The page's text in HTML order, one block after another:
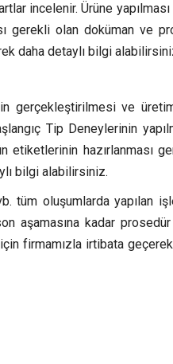
incelenir. Ürüne
gerekli olan doküman ve
daha detaylı bilgi
gerçekleştirilmesi ve
Tip Deneylerinin
etiketlerinin hazırlanması
bilgi alabilirsiniz.
tüm oluşumlarda yapılan
aşamasına kadar
firmamızla irtibata